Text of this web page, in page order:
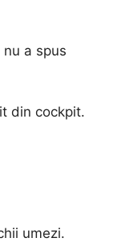
a spus
din cockpit.
umezi.